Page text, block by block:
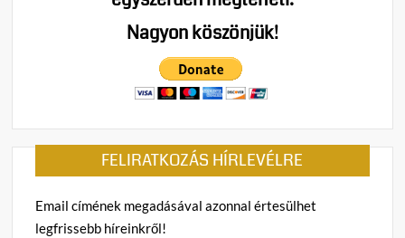
Nagyon köszönjük!
FELIRATKOZÁS HÍRLEVÉLRE
Email címének megadásával azonnal értesülhet
legfrissebb híreinkről!